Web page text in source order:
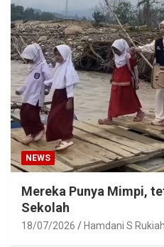
NEWS
Mereka Punya Mimpi,
Sekolah
18/07/2026 Hamdani S Rukiah